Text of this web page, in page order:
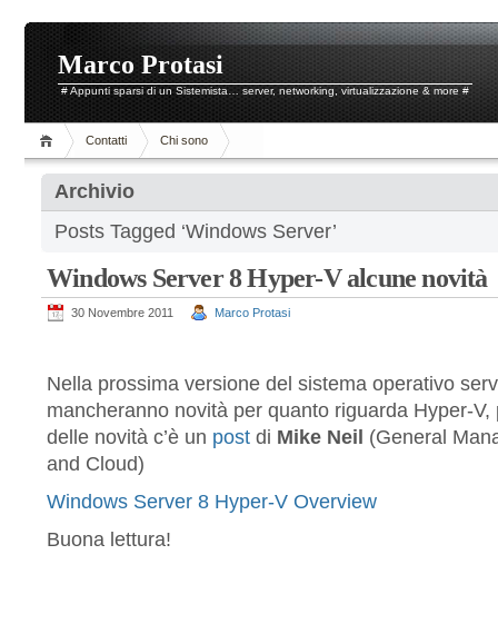
Marco Protasi
# Appunti sparsi di un Sistemista… server, networking, virtualizzazione & more #
Contatti Chi sono
Archivio
Posts Tagged ‘Windows Server’
Windows Server 8 Hyper-V alcune novità
30 Novembre 2011 Marco Protasi
Nella prossima versione del sistema operativo
mancheranno novità per quanto riguarda Hyper-V,
delle novità c’è un post di Mike Neil (General
and Cloud)
Windows Server 8 Hyper-V Overview
Buona lettura!